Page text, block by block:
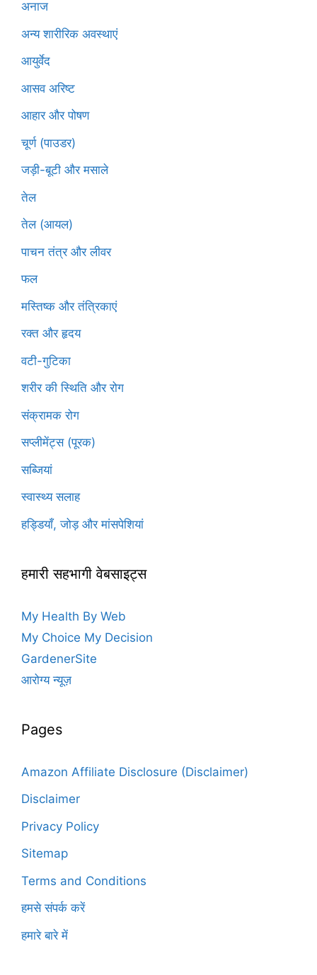
अनाज
अन्य शारीरिक अवस्थाएं
आयुर्वेद
आसव अरिष्ट
आहार और पोषण
चूर्ण (पाउडर)
जड़ी-बूटी और मसाले
तेल
तेल (आयल)
पाचन तंत्र और लीवर
फल
मस्तिष्क और तंत्रिकाएं
रक्त और हृदय
वटी-गुटिका
शरीर की स्थिति और रोग
संक्रामक रोग
सप्लीमेंट्स (पूरक)
सब्जियां
स्वास्थ्य सलाह
हड्डियाँ, जोड़ और मांसपेशियां
हमारी सहभागी वेबसाइट्स
My Health By Web
My Choice My Decision
GardenerSite
आरोग्य न्यूज़
Pages
Amazon Affiliate Disclosure (Disclaimer)
Disclaimer
Privacy Policy
Sitemap
Terms and Conditions
हमसे संपर्क करें
हमारे बारे में